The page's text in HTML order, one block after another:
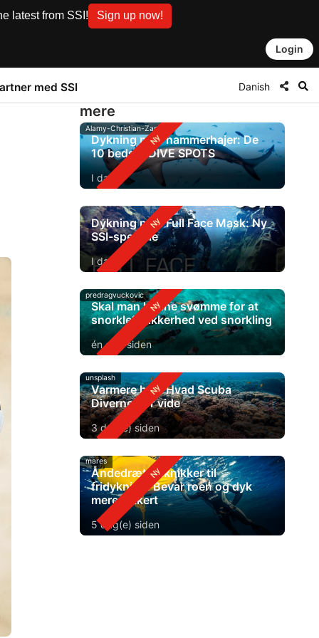
latest from SSI! Sign up now!
Login
med SSI Danish
mere
Alamy-Christian-Zappel
Dykning med hammerhajer: De
10 bedste DIVE SPOTS
I dag
Dykning med Full Face Mask: Ny
SSI-speciale
I dag
predragvuckovic
Skal man kunne svømme for at
snorkle? Sikkerhed ved snorkling
én dag siden
unsplash
Varmere hav: Hvad Scuba
Diverne bør vide
3 dag(e) siden
mares
Åndedrætsteknikker til
fridykning: Bevar roen og dyk
mere sikkert
5 dag(e) siden